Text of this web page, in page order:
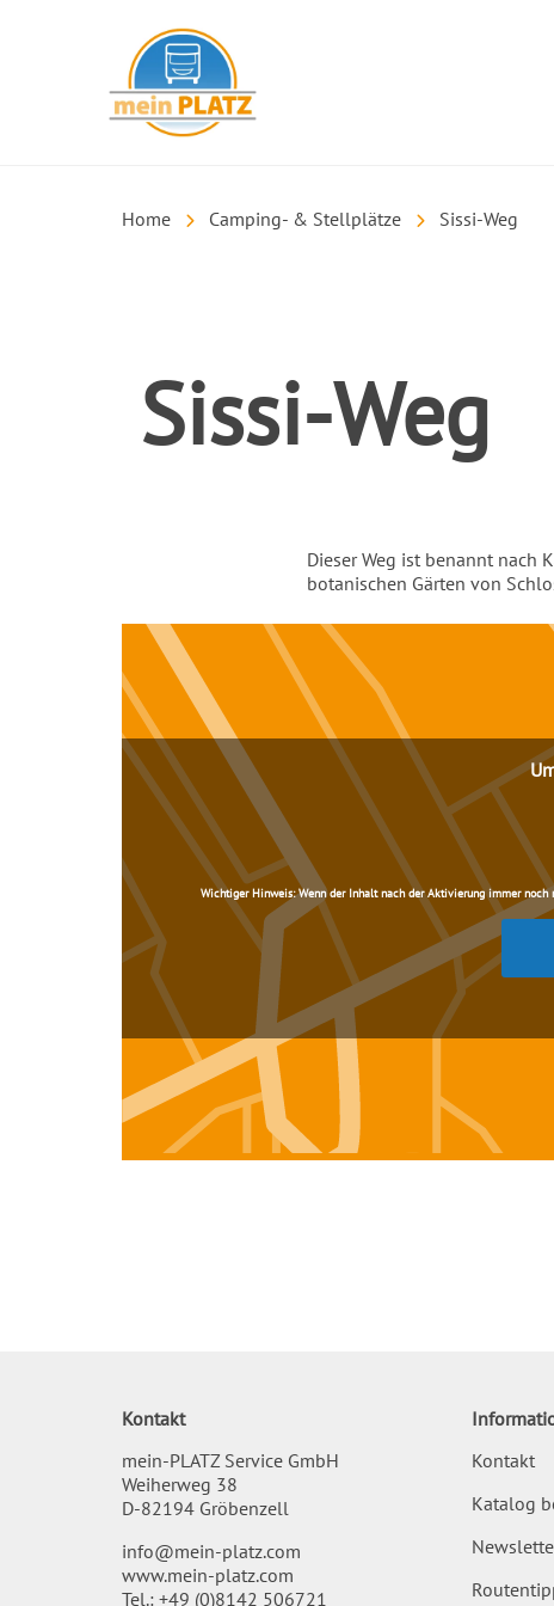
Home Camping- & Stellplätze Sissi-Weg
Sissi-Weg
Einleitung
Dieser Weg ist benannt nach
botanischen Gärten von
Inhalt
Wichtiger Hinweis:Wenn der Inhalt nach der Aktivierung immer noch
Kontakt
mein-PLATZ Service GmbH
Weiherweg 38
D-82194 Gröbenzell
info@mein-platz.com
www.mein-platz.com
Tel.: +49 (0)8142 506721
Kontakt
Katalog